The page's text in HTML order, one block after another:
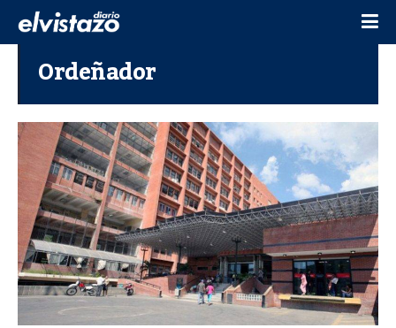
Ordeñador